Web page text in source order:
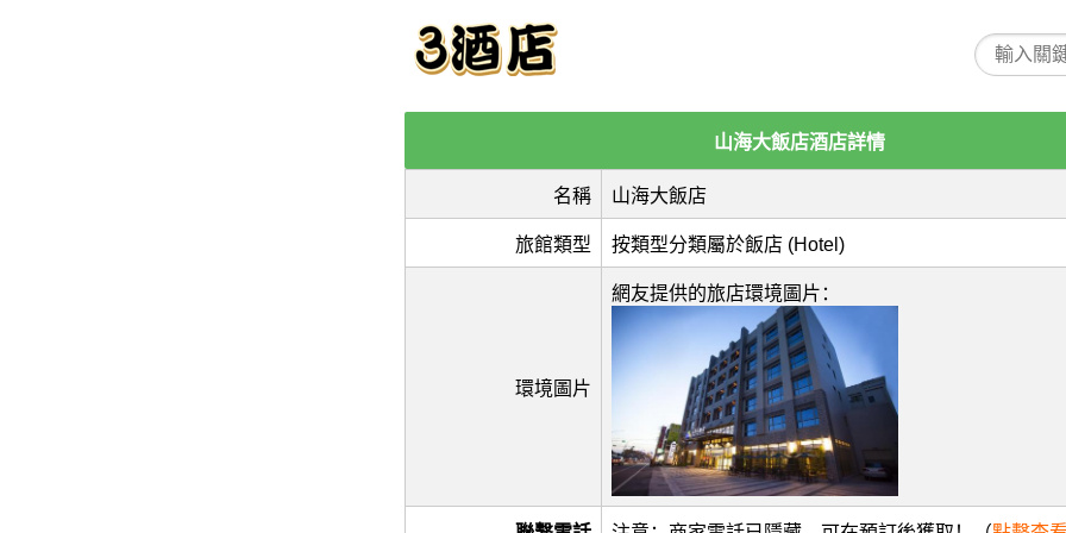
山海大飯店酒店詳情
名稱 山海大飯店
旅館類型 按類型分類屬於飯店 (Hotel)
環境圖片
網友提供的旅店環境圖片：